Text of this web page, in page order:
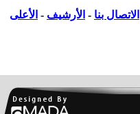
الاتصال بنا-الأرشيف-الأعلى